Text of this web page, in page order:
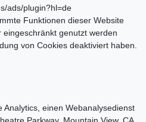
ads/plugin?hl=de
Funktionen dieser Website
genutzt werden
von Cookies deaktiviert haben.
Analytics, einen Webanalysedienst